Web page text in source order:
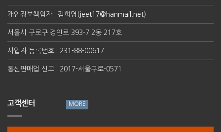
개인정보책임자 : 김희영(jeet17@hanmail.net)
서울시 구로구 경인로 393-7 2동 217호
사업자 등록번호 : 231-88-00617
통신판매업 신고 : 2017-서울구로-0571
고객센터